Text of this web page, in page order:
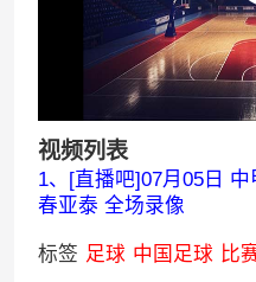
视频列表
1、[直播吧]07月05日
春亚泰 全场录像
标签 足球 中国足球 比